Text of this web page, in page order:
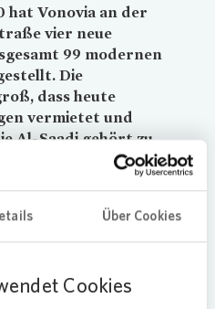
Über Cookies
Cookies
hat Vonovia an der
vier neue
99 modernen
Die
dass heute
vermietet und
Al-Saadi gehört zu
„preisgebunden“: In
Leipziger Sozialamt